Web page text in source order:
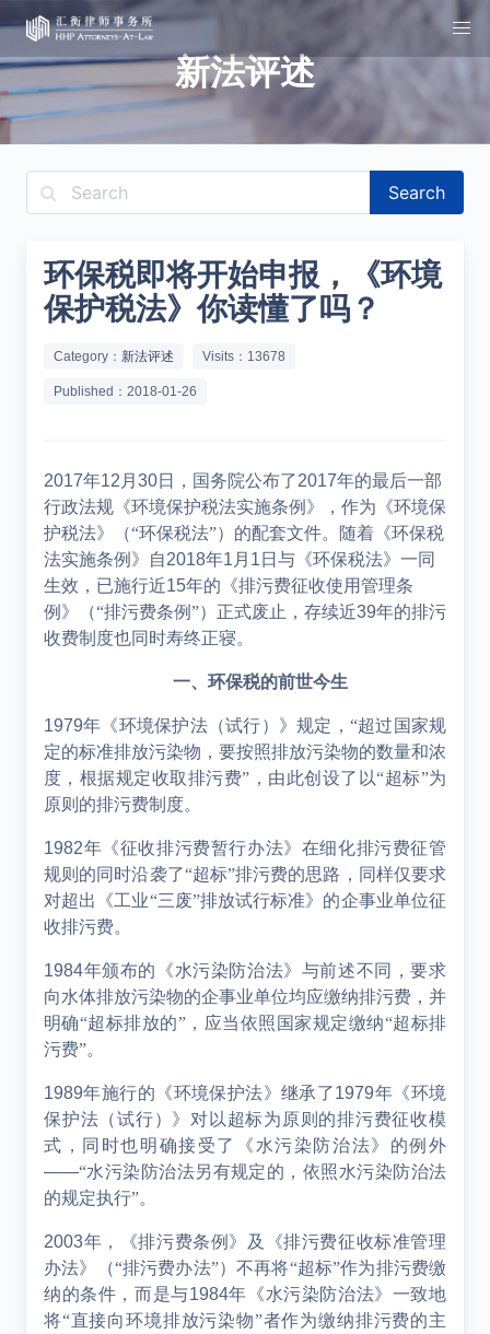
新法评述
Search
环保税即将开始申报，《环境
保护税法》你读懂了吗？
Category： 新法评述 Visits：13678
Published：2018-01-26
2017年12 月 30日，国务院公布了2017年的最后一部
行政法规《环境保护税法实施条例》，作为《环境保
护税法》（“环保税法”）的配套文件。随着《环保税
法实施条例》自2018年1 月 1 日与《环保税法》一同
生效，已施行近15年的《排污费征收使用管理条
例》（“排污费条例”）正式废止，存续近39年的排污
收费制度也同时寿终正寝。
一、环保税的前世今生
1979年《环境保护法（试行）》规定，“超过国家规
定的标准排放污染物，要按照排放污染物的数量和浓
度，根据规定收取排污费”，由此创设了以“超标”为
原则的排污费制度。
1982年《征收排污费暂行办法》在细化排污费征管
规则的同时沿袭了“超标”排污费的思路，同样仅要求
对超出《工业“三废”排放试行标准》的企事业单位征
收排污费。
1984年颁布的《水污染防治法》与前述不同，要求
向水体排放污染物的企事业单位均应缴纳排污费，并
明确“超标排放的”，应当依照国家规定缴纳“超标排
污费”。
1989年施行的《环境保护法》继承了1979年《环境
保护法（试行）》对以超标为原则的排污费征收模
式，同时也明确接受了《水污染防治法》的例外
——“水污染防治法另有规定的，依照水污染防治法
的规定执行”。
2003年，《排污费条例》及《排污费征收标准管理
办法》（“排污费办法”）不再将“超标”作为排污费缴
纳的条件，而是与1984年《水污染防治法》一致地
将“直接向环境排放污染物”者作为缴纳排污费的主